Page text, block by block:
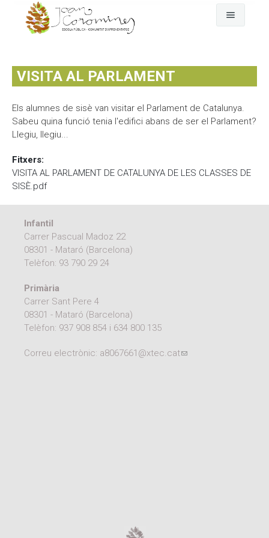
Cerca
El dia a dia
On som
GEP
Fem pinya
Assemblea-Plenari i comissions
Comunitat d'aprenentatge
Projectes de comunitat
Qui som
Fotografies i vídeos
Vídeos a Vimeo
Documents oficials del projecte educatiu
Documentació econòmica de l'escola
Documentació Activitats Extraescolars
Menjador
Contacte
VISITA AL PARLAMENT
Els alumnes de sisè van visitar el Parlament de Catalunya.
Sabeu quina funció tenia l'edifici abans de ser el Parlament?
Llegiu, llegiu...
Fitxers:
VISITA AL PARLAMENT DE CATALUNYA DE LES CLASSES DE
SISÈ.pdf
Infantil
Carrer Pascual Madoz 22
08301 - Mataró (Barcelona)
Telèfon: 93 790 29 24
Primària
Carrer Sant Pere 4
08301 - Mataró (Barcelona)
Telèfon: 937 908 854 i 634 800 135
Correu electrònic: a8067661@xtec.cat(link sends e-mail)